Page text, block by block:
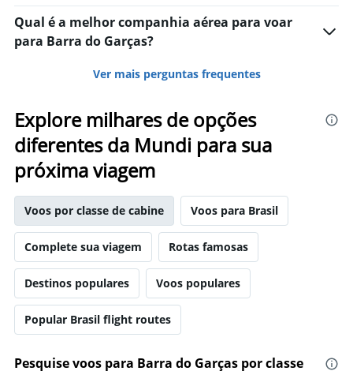
Qual é a melhor companhia aérea para voar
para Barra do Garças?
Ver mais perguntas frequentes
Explore milhares de opções
diferentes da Mundi para sua
próxima viagem
Voos por classe de cabine Voos para Brasil
Complete sua viagem Rotas famosas
Destinos populares Voos populares
Popular Brasil flight routes
Pesquise voos para Barra do Garças por classe